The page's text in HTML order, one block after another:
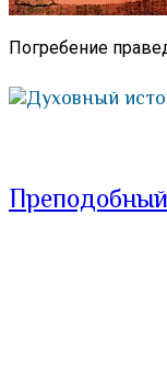
Погребение
Духовный